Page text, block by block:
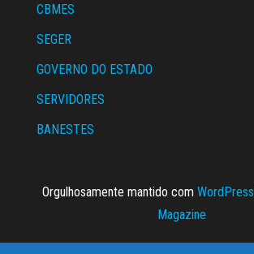
CBMES
SEGER
GOVERNO DO ESTADO
SERVIDORES
BANESTES
Orgulhosamente mantido com WordPress
Magazine